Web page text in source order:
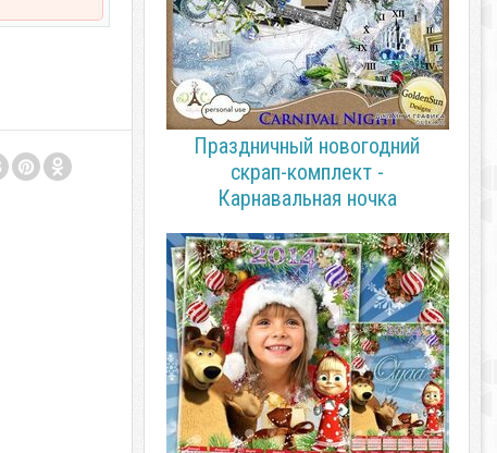
Праздничный новогодний
скрап-комплект -
Карнавальная ночка